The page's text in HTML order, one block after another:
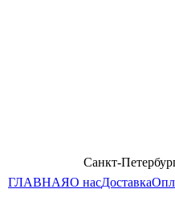
Санкт-
ГЛАВНАЯО насДоставка